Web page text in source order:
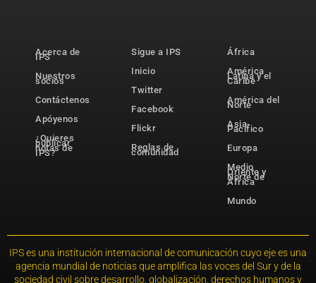
Acerca de
IPS
Nuestros
socios
Contáctenos
Apóyenos
¿Quieres
publicar
notas de
IPS?
Sigue a IPS
Inicio
Twitter
Facebook
Flickr
Reglas de
comunidad
África
América
Latina y el
Caribe
América del
Norte
Asia-
Pacífico
Europa
Medio
Oriente y
Norte de
África
Mundo
IPS es una institución internacional de comunicación cuyo eje es una
agencia mundial de noticias que amplifica las voces del Sur y de la
sociedad civil sobre desarrollo, globalización, derechos humanos y